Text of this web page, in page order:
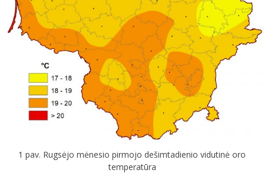
1 pav. Rugsėjo mėnesio pirmojo dešimtadienio vidutinė oro
temperatūra